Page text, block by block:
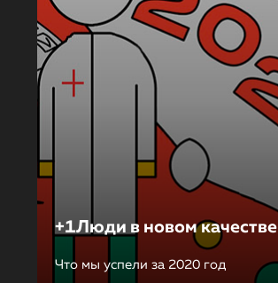
+1Люди в новом качестве
Что мы успели за 2020 год